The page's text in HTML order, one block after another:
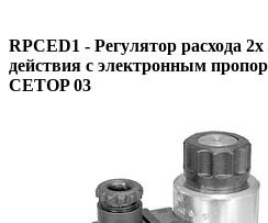
RPCED1 - Регулятор расхода
действия с электронным
CETOP 03